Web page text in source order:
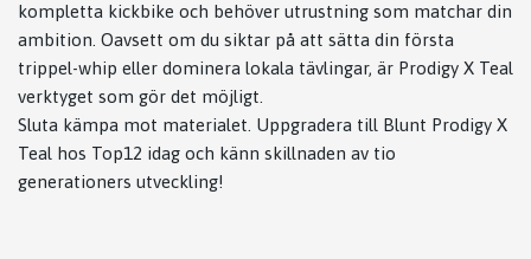
kompletta kickbike och behöver utrustning som matchar din
ambition. Oavsett om du siktar på att sätta din första
trippel-whip eller dominera lokala tävlingar, är Prodigy X Teal
verktyget som gör det möjligt.
Sluta kämpa mot materialet. Uppgradera till Blunt Prodigy X
Teal hos Top12 idag och känn skillnaden av tio
generationers utveckling!